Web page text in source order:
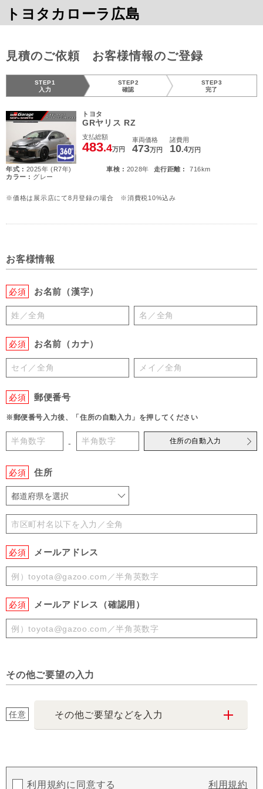
トヨタカローラ広島
見積のご依頼 お客様情報のご登録
STEP1
入力
STEP2
確認
STEP3
完了
トヨタ
GRヤリス RZ
支払総額
483.4万円
車両価格
473万円
諸費用
10.4万円
年式 : 2025年 (R7年) 車検 : 2028年 走行距離 :
716km
カラー : グレー
※価格は展示店にて8月登録の場合 ※消費税10%込み
お客様情報
必須 お名前（漢字）
必須 お名前（カナ）
必須 郵便番号
※郵便番号入力後、「住所の自動入力」を押してください
- 住所の自動入力
必須 住所
都道府県を選択
必須 メールアドレス
必須 メールアドレス（確認用）
その他ご要望の入力
任意 その他ご要望などを入力
利用規約に同意する 利用規約